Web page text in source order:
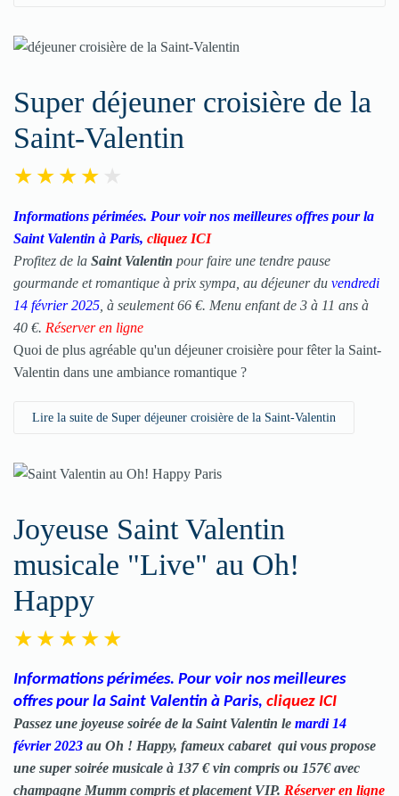
Super déjeuner croisière de la
Saint-Valentin
Informations périmées. Pour voir nos meilleures offres pour la
Saint Valentin à Paris, cliquez ICI
Profitez de la Saint Valentin pour faire une tendre pause
gourmande et romantique à prix sympa, au déjeuner du vendredi
14 février 2025 , à seulement 66 €. Menu enfant de 3 à 11 ans à
40 €. Réserver en ligne
Quoi de plus agréable qu'un déjeunercroisière pour fêter la Saint-
Valentin dans une ambiance romantique ?
Lire la suite de Super déjeuner croisière de la Saint-Valentin
Joyeuse Saint Valentin
musicale "Live" au Oh!
Happy
Informations périmées. Pour voir nos meilleures
offres pour la Saint Valentin à Paris, cliquez ICI
Passez une joyeuse soirée de la Saint Valentin le mardi 14
février 2023 au Oh ! Happy, fameux cabaret qui vous propose
une super soirée musicale à 137 € vin compris ou 157€ avec
champagne Mumm compris et placement VIP. Réserver en ligne